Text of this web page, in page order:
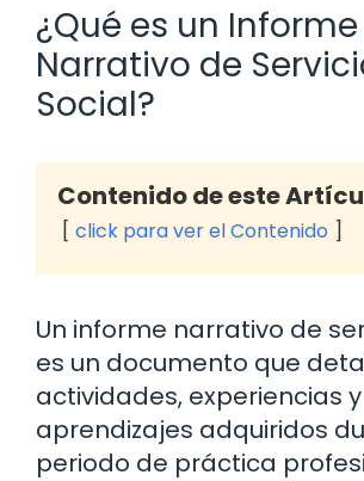
¿Qué es un Informe
Narrativo de
Social?
Contenido de este
click para ver el Contenido
Un informe narrativo de
es un documento que
actividades, experiencias y
aprendizajes adquiridos
periodo de práctica